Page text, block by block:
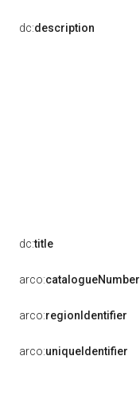
dc:description
dc:title
arco:catalogueNumber
arco:regionIdentifier
arco:uniqueIdentifier